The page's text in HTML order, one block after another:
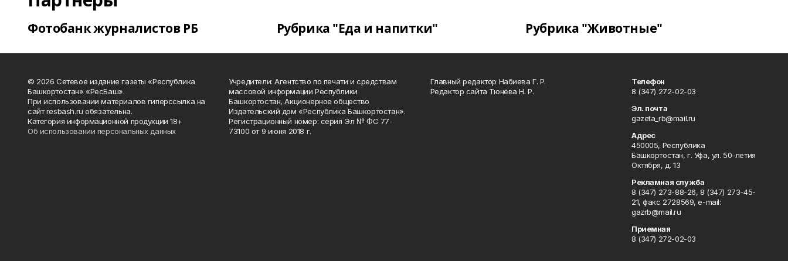
Фотобанк журналистов РБ Рубрика "Еда и напитки" Рубрика "Животные"
© 2026 Сетевое издание газеты «Республика
Башкортостан» «РесБаш».
При использовании материалов гиперссылка на
сайт resbash.ru обязательна.
Категория информационной продукции 18+
Об использовании персональных данных
Учредители: Агентство по печати и средствам
массовой информации Республики
Башкортостан, Акционерное общество
Издательский дом «Республика Башкортостан».
Регистрационный номер: серия Эл № ФС 77-
73100 от 9 июня 2018 г.
Главный редактор Набиева Г. Р.
Редактор сайта Тюнёва Н. Р.
Телефон
8 (347) 272-02-03
Эл. почта
gazeta_rb@mail.ru
Адрес
450005, Республика
Башкортостан, г. Уфа, ул. 50-летия
Октября, д. 13
Рекламная служба
8 (347) 273-88-26, 8 (347) 273-45-
21, факс 2728569, e-mail:
gazrb@mail.ru
Приемная
8 (347) 272-02-03